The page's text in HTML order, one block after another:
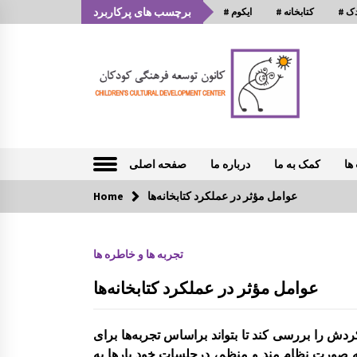
k
برچسب های پرکاربرد # ایکوم # کتابخانه
صفحه اصلی درباره ما کمک به ما
تازه های خبری
عه راه افتاد
Home عوامل مؤثر در عملکرد کتابخانه‌ها
تجربه ها و خاطره ها
عوامل مؤثر در عملکرد کتابخانه‌ها
را بررسی کند تا بتواند براساس تجربه‌ها برای
صورت نظام مند و منظم، درجلسات خود بارها به